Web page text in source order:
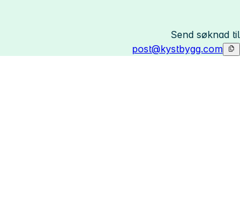
Send søknad til
post@kystbygg.com